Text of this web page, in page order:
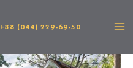
+38 (044) 229-69-50